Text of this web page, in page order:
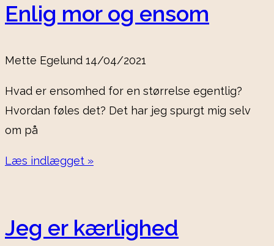
Enlig mor og ensom
Mette Egelund 14/04/2021
Hvad er ensomhed for en størrelse egentlig?
Hvordan føles det? Det har jeg spurgt mig selv
om på
Læs indlægget »
Jeg er kærlighed